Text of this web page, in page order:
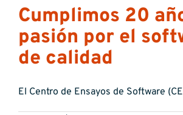
Cumplimos 20
pasión por el
de calidad
El Centro de Ensayos de Software